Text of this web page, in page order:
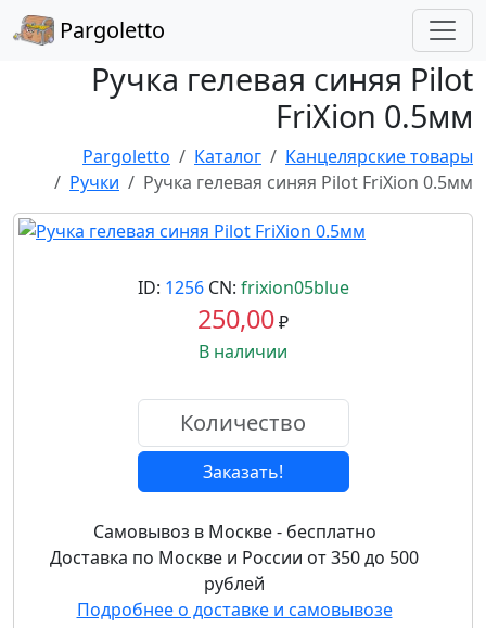
Pargoletto
Ручка гелевая синяя Pilot
FriXion 0.5мм
Pargoletto Каталог
Канцелярские товары
Ручки
Ручка гелевая синяя Pilot FriXion 0.5мм
ID: 1256CN: frixion05blue
250,00₽
В наличии
Заказать!
Самовывоз в Москве - бесплатно
Доставка по Москве и России от 350 до 500
рублей
Подробнее о доставке и самовывозе